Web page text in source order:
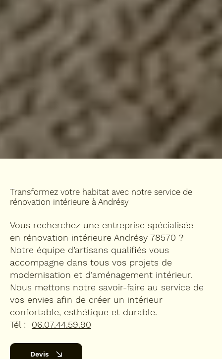
Transformez votre habitat avec notre service de
rénovation intérieure à Andrésy
Vous recherchez une entreprise spécialisée
en rénovation intérieure Andrésy 78570 ?
Notre équipe d’artisans qualifiés vous
accompagne dans tous vos projets de
modernisation et d’aménagement intérieur.
Nous mettons notre savoir-faire au service de
vos envies afin de créer un intérieur
confortable, esthétique et durable.
Tél : 06.07.44.59.90
Devis